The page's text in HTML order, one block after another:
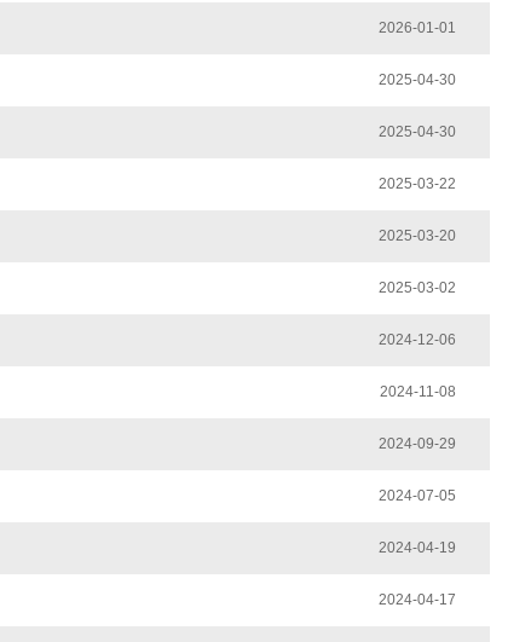
2026-01-01
2025-04-30
2025-04-30
2025-03-22
2025-03-20
2025-03-02
2024-12-06
2024-11-08
2024-09-29
2024-07-05
2024-04-19
2024-04-17